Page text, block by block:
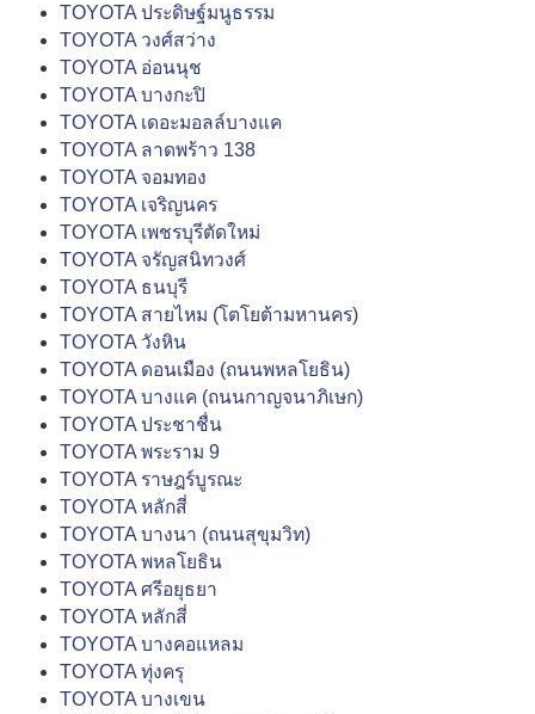
TOYOTA ประดิษฐ์มนูธรรม
TOYOTA วงศ์สว่าง
TOYOTA อ่อนนุช
TOYOTA บางกะปิ
TOYOTA เดอะมอลล์บางแค
TOYOTA ลาดพร้าว 138
TOYOTA จอมทอง
TOYOTA เจริญนคร
TOYOTA เพชรบุรีตัดใหม่
TOYOTA จรัญสนิทวงศ์
TOYOTA ธนบุรี
TOYOTA สายไหม (โตโยต้ามหานคร)
TOYOTA วังหิน
TOYOTA ดอนเมือง (ถนนพหลโยธิน)
TOYOTA บางแค (ถนนกาญจนาภิเษก)
TOYOTA ประชาชื่น
TOYOTA พระราม 9
TOYOTA ราษฎร์บูรณะ
TOYOTA หลักสี่
TOYOTA บางนา (ถนนสุขุมวิท)
TOYOTA พหลโยธิน
TOYOTA ศรีอยุธยา
TOYOTA หลักสี่
TOYOTA บางคอแหลม
TOYOTA ทุ่งครุ
TOYOTA บางเขน